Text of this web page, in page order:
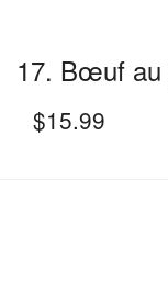
17. Bœuf au
$15.99